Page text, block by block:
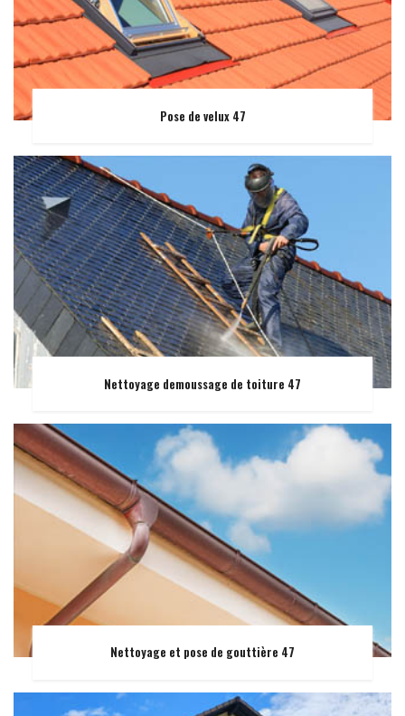
Pose de velux 47
Nettoyage demoussage de toiture 47
Nettoyage et pose de gouttière 47